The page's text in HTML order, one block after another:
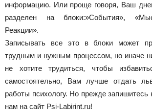
информацию. Или проще говоря, Ваш
разделен на блоки:»События»,
Реакции».
Записывать все это в блоки может
трудным и нужным процессом, но иначе
не хотите трудиться, чтобы
самостоятельно, Вам лучше отдать
работы психологу. Но прежде запишитесь
нам на сайт Psi-Labirint.ru!